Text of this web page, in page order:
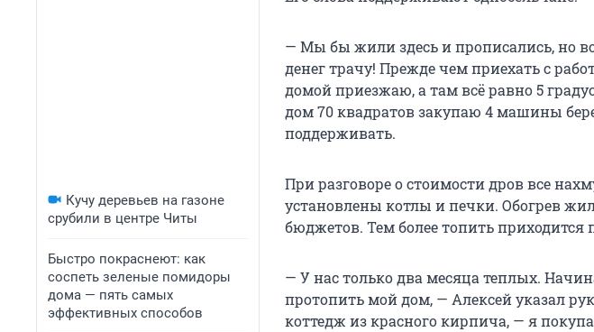
Кучу деревьев на газоне
срубили в центре Читы
Быстро покраснеют: как
соспеть зеленые помидоры
дома — пять самых
эффективных способов
— Мы бы жили здесь и прописались, но
денег трачу! Прежде чем приехать с
домой приезжаю, а там всё равно 5
дом 70 квадратов закупаю 4 машины
поддерживать.
При разговоре о стоимости дров все
установлены котлы и печки. Обогрев
бюджетов. Тем более топить приходится
— У нас только два месяца теплых.
протопить мой дом, — Алексей указал
коттедж из красного кирпича, — я